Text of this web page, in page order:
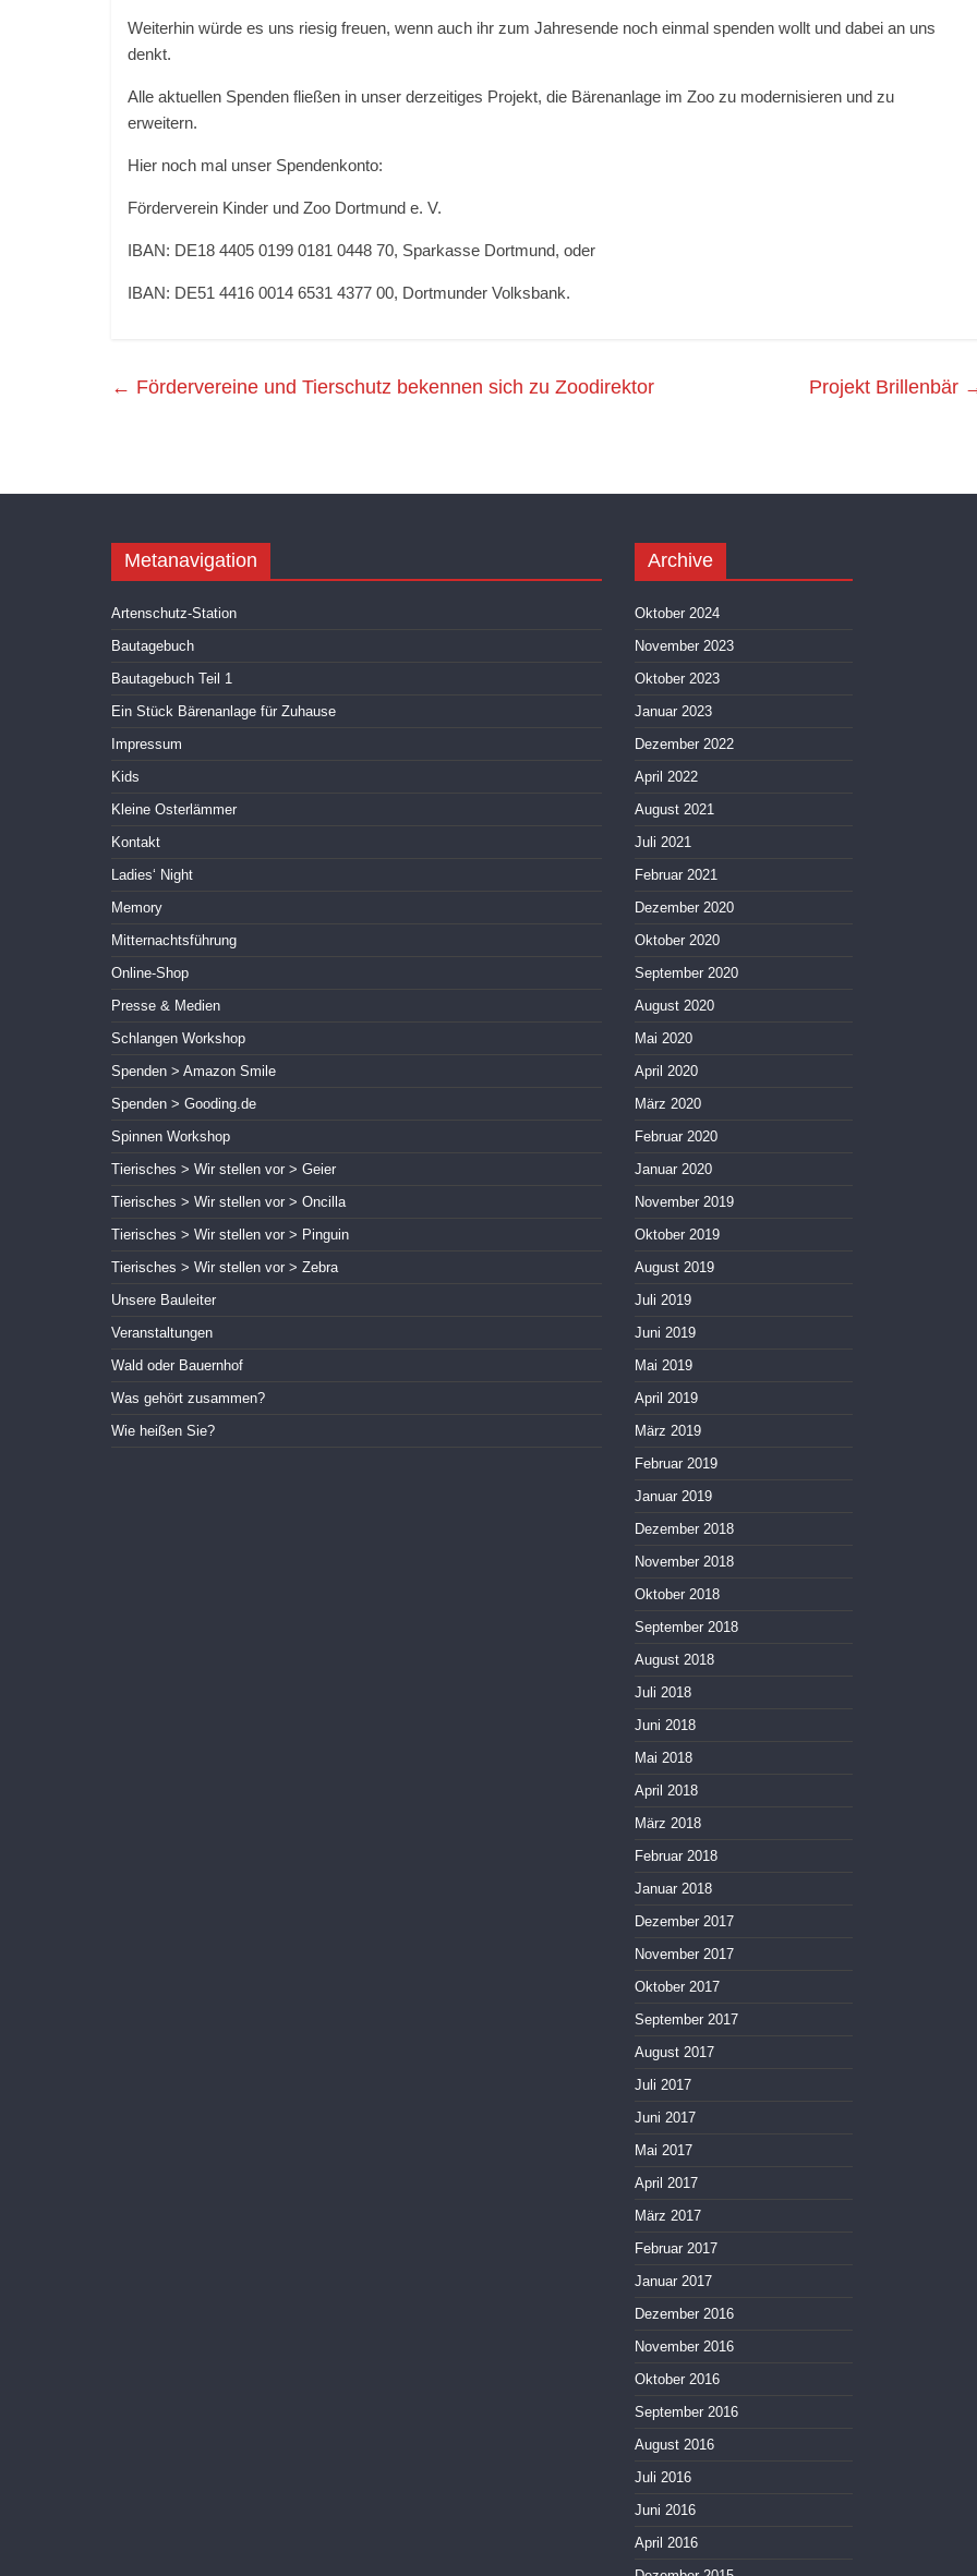
Weiterhin würde es uns riesig freuen, wenn auch ihr zum Jahresende noch einmal spenden wollt und dabei an uns
denkt.
Alle aktuellen Spenden fließen in unser derzeitiges Projekt, die Bärenanlage im Zoo zu modernisieren und zu
erweitern.
Hier noch mal unser Spendenkonto:
Förderverein Kinder und Zoo Dortmund e. V.
IBAN: DE18 4405 0199 0181 0448 70, Sparkasse Dortmund, oder
IBAN: DE51 4416 0014 6531 4377 00, Dortmunder Volksbank.
← Fördervereine und Tierschutz bekennen sich zu Zoodirektor Projekt Brillenbär
Metanavigation
Artenschutz-Station
Bautagebuch
Bautagebuch Teil 1
Ein Stück Bärenanlage für Zuhause
Impressum
Kids
Kleine Osterlämmer
Kontakt
Ladies‘ Night
Memory
Mitternachtsführung
Online-Shop
Presse & Medien
Schlangen Workshop
Spenden > Amazon Smile
Spenden > Gooding.de
Spinnen Workshop
Tierisches > Wir stellen vor > Geier
Tierisches > Wir stellen vor > Oncilla
Tierisches > Wir stellen vor > Pinguin
Tierisches > Wir stellen vor > Zebra
Unsere Bauleiter
Veranstaltungen
Wald oder Bauernhof
Was gehört zusammen?
Wie heißen Sie?
Archive
Oktober 2024
November 2023
Oktober 2023
Januar 2023
Dezember 2022
April 2022
August 2021
Juli 2021
Februar 2021
Dezember 2020
Oktober 2020
September 2020
August 2020
Mai 2020
April 2020
März 2020
Februar 2020
Januar 2020
November 2019
Oktober 2019
August 2019
Juli 2019
Juni 2019
Mai 2019
April 2019
März 2019
Februar 2019
Januar 2019
Dezember 2018
November 2018
Oktober 2018
September 2018
August 2018
Juli 2018
Juni 2018
Mai 2018
April 2018
März 2018
Februar 2018
Januar 2018
Dezember 2017
November 2017
Oktober 2017
September 2017
August 2017
Juli 2017
Juni 2017
Mai 2017
April 2017
März 2017
Februar 2017
Januar 2017
Dezember 2016
November 2016
Oktober 2016
September 2016
August 2016
Juli 2016
Juni 2016
April 2016